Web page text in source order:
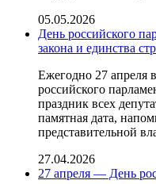
05.05.2026
День российского
закона и единства
Ежегодно 27 апреля
российского
праздник всех
памятная дата,
представительной
27.04.2026
27 апреля — День